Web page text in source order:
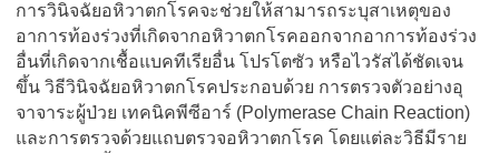
การวินิจฉัยอหิวาตกโรคจะช่วยให้สามารถระบุสาเหตุของ
อาการท้องร่วงที่เกิดจากอหิวาตกโรคออกจากอาการท้องร่วง
อื่นที่เกิดจากเชื้อแบคทีเรียอื่น โปรโตซัว หรือไวรัสได้ชัดเจน
ขึ้น วิธีวินิจฉัยอหิวาตกโรคประกอบด้วย การตรวจตัวอย่างอุ
จาจาระผู้ป่วย เทคนิคพีซีอาร์ (Polymerase Chain Reaction)
และการตรวจด้วยแถบตรวจอหิวาตกโรค โดยแต่ละวิธีมีราย